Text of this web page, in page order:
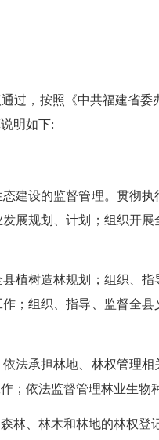
过，按照《中共福建省
明如下:
建设的监督管理。贯彻
展规划、计划；组织开
植树造林规划；组织、
；组织、指导、监督全
法承担林地、林权管理
；依法监督管理林业生物
林、林木和林地的林权登